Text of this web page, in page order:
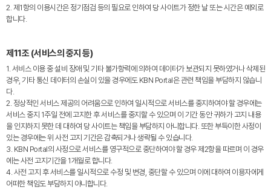
2. 제1항의 이용시간은 정기점검 등의 필요로 인하여 당 사이트가 정한 날 또는 시간은 예외로
합니다.
제11조 (서비스의 중지 등)
1. 서비스 이용 중 설비 장애 및 기타 불가항력에 의하여 데이터가 보관되지 못하였거나 삭제된
경우, 기타 통신 데이터의 손실이 있을 경우에도 KBN Portal은 관련 책임을 부담하지 않습니
다.
2. 정상적인 서비스 제공의 어려움으로 인하여 일시적으로 서비스를 중지하여야 할 경우에는
서비스 중지 1주일 전에 고지한 후 서비스를 중지할 수 있으며 이 기간 동안 귀하가 고지 내용
을 인지하지 못한 데 대하여 당 사이트는 책임을 부담하지 아니합니다. 또한 부득이한 사정이
있는 경우에는 위 사전 고지 기간은 감축되거나 생략될 수 있습니다.
3. KBN Portal의 사정으로 서비스를 영구적으로 중단하여야 할 경우 제2항을 따르며 이 경우
에는 사전 고지기간을 1개월로 합니다.
4. 사전 고지 후 서비스를 일시적으로 수정 및 변경, 중단할 수 있으며 이에 대하여 이용자에게
어떠한 책임도 부담하지 아니합니다.